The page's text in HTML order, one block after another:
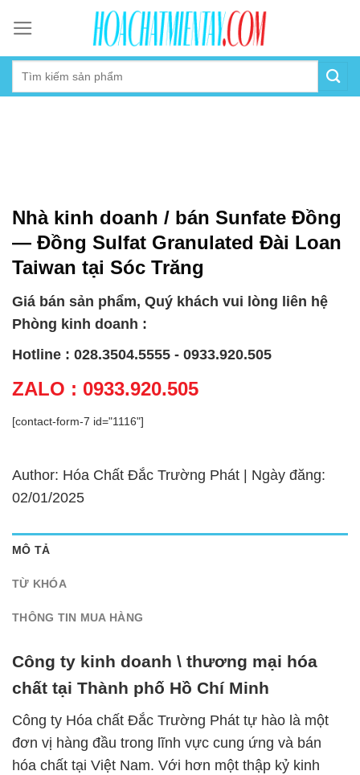
content
Nhà kinh doanh / bán Sunfate Đồng
— Đồng Sulfat Granulated Đài Loan
Taiwan tại Sóc Trăng
Giá bán sản phẩm, Quý khách vui lòng liên hệ
Phòng kinh doanh :
Hotline : 028.3504.5555 - 0933.920.505
ZALO : 0933.920.505
[contact-form-7 id="1116"]
Author: Hóa Chất Đắc Trường Phát | Ngày đăng:
02/01/2025
MÔ TẢ
TỪ KHÓA
THÔNG TIN MUA HÀNG
Công ty kinh doanh \ thương mại hóa
chất tại Thành phố Hồ Chí Minh
Công ty Hóa chất Đắc Trường Phát tự hào là một
đơn vị hàng đầu trong lĩnh vực cung ứng và bán
hóa chất tại Việt Nam. Với hơn một thập kỷ kinh